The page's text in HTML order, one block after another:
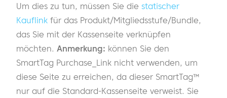
Um dies zu tun, müssen Sie die statischer
Kauflink für das Produkt/Mitgliedsstufe/Bundle,
das Sie mit der Kassenseite verknüpfen
möchten. Anmerkung: können Sie den
SmartTag Purchase_Link nicht verwenden, um
diese Seite zu erreichen, da dieser SmartTag™
nur auf die Standard-Kassenseite verweist. Sie